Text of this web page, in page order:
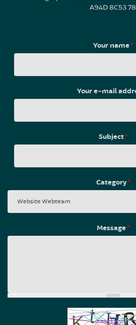
A94D 8C53 78
Your name*
Your e-mail
Subject*
Category*
Message*